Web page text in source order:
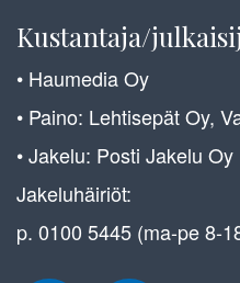
Kustantaja/
• Haumedia Oy
• Paino: Lehtisepät Oy,
• Jakelu: Posti Jakelu Oy
Jakeluhäiriöt:
p. 0100 5445 (ma-pe 8-